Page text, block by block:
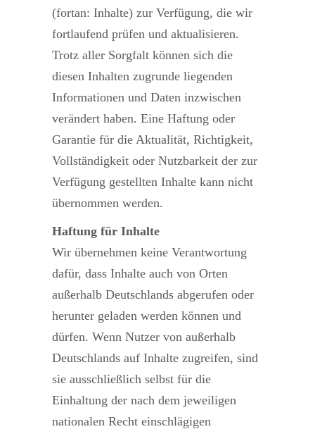
(fortan: Inhalte) zur Verfügung, die wir
fortlaufend prüfen und aktualisieren.
Trotz aller Sorgfalt können sich die
diesen Inhalten zugrunde liegenden
Informationen und Daten inzwischen
verändert haben. Eine Haftung oder
Garantie für die Aktualität, Richtigkeit,
Vollständigkeit oder Nutzbarkeit der zur
Verfügung gestellten Inhalte kann nicht
übernommen werden.
Haftung für Inhalte
Wir übernehmen keine Verantwortung
dafür, dass Inhalte auch von Orten
außerhalb Deutschlands abgerufen oder
herunter geladen werden können und
dürfen. Wenn Nutzer von außerhalb
Deutschlands auf Inhalte zugreifen, sind
sie ausschließlich selbst für die
Einhaltung der nach dem jeweiligen
nationalen Recht einschlägigen